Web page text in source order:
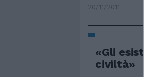
20/11/2011
«Gli
civiltà»